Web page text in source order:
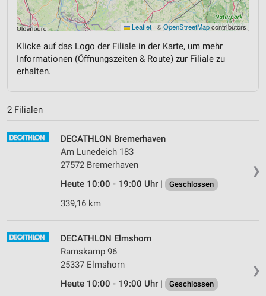
Leaflet | ©OpenStreetMapcontributors
Klicke auf das Logo der Filiale in der Karte, um mehr
Informationen (Öffnungszeiten & Route) zur Filiale zu
erhalten.
2 Filialen
❯
DECATHLON Bremerhaven
Am Lunedeich 183
27572 Bremerhaven
Heute 10:00 - 19:00 Uhr |
Geschlossen
339,16 km
❯
DECATHLON Elmshorn
Ramskamp 96
25337 Elmshorn
Heute 10:00 - 19:00 Uhr |
Geschlossen